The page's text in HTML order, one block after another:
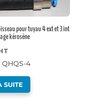
pour tuyau 4 ext et 3 int
kérosène
QHQS-4
SUITE